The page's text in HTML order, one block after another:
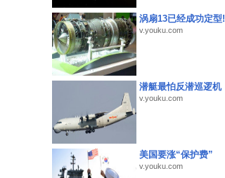
涡扇13已经成功定型!
v.youku.com
潜艇最怕反潜巡逻机
v.youku.com
美国要涨“保护费”
v.youku.com